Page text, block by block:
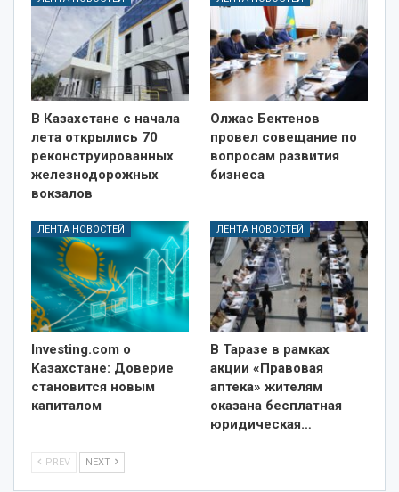
В Казахстане с начала
лета открылись 70
реконструированных
железнодорожных
вокзалов
Олжас Бектенов
провел совещание по
вопросам развития
бизнеса
ЛЕНТА НОВОСТЕЙ
Investing.com о
Казахстане: Доверие
становится новым
капиталом
ЛЕНТА НОВОСТЕЙ
В Таразе в рамках
акции «Правовая
аптека» жителям
оказана бесплатная
юридическая…
PREV NEXT